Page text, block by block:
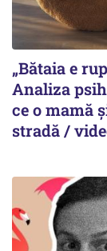
„Bătaia e
Analiza
ce o mamă
stradă /